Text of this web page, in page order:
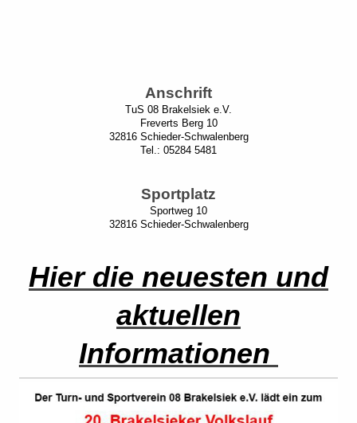
Anschrift
TuS 08 Brakelsiek e.V.
Freverts Berg 10
32816 Schieder-Schwalenberg
Tel.: 05284 5481
Sportplatz
Sportweg 10
32816 Schieder-Schwalenberg
Hier die neuesten und
aktuellen
Informationen